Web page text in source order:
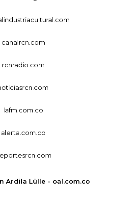
canalrcn.com
rcnradio.com
lafm.com.co
alerta.com.co
Ardila Lülle - oal.com.co